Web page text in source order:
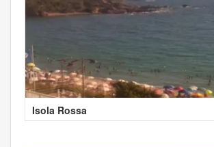
Isola Rossa